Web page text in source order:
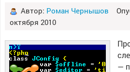
Автор: Роман Чернышов
октября 2010
—